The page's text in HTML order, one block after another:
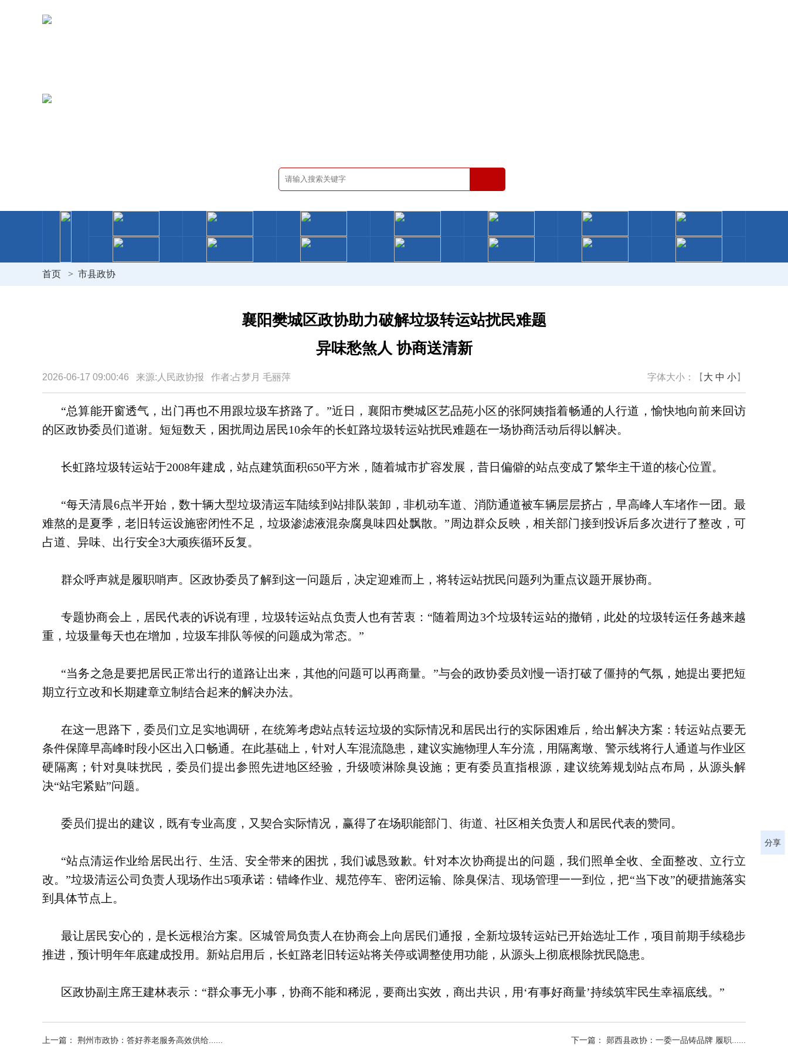
首页 > 市县政协
襄阳樊城区政协助力破解垃圾转运站扰民难题
异味愁煞人 协商送清新
2026-06-17 09:00:46 来源:人民政协报 作者:占梦月 毛丽萍 字体大小：【 大 中 小】
“总算能开窗透气，出门再也不用跟垃圾车挤路了。”近日，襄阳市樊城区艺品苑小区的张阿姨指着畅通的人行道，愉快地向前来回访
的区政协委员们道谢。短短数天，困扰周边居民10余年的长虹路垃圾转运站扰民难题在一场协商活动后得以解决。
长虹路垃圾转运站于2008年建成，站点建筑面积650平方米，随着城市扩容发展，昔日偏僻的站点变成了繁华主干道的核心位置。
“每天清晨6点半开始，数十辆大型垃圾清运车陆续到站排队装卸，非机动车道、消防通道被车辆层层挤占，早高峰人车堵作一团。最
难熬的是夏季，老旧转运设施密闭性不足，垃圾渗滤液混杂腐臭味四处飘散。”周边群众反映，相关部门接到投诉后多次进行了整改，可
占道、异味、出行安全3大顽疾循环反复。
群众呼声就是履职哨声。区政协委员了解到这一问题后，决定迎难而上，将转运站扰民问题列为重点议题开展协商。
专题协商会上，居民代表的诉说有理，垃圾转运站点负责人也有苦衷：“随着周边3个垃圾转运站的撤销，此处的垃圾转运任务越来越
重，垃圾量每天也在增加，垃圾车排队等候的问题成为常态。”
“当务之急是要把居民正常出行的道路让出来，其他的问题可以再商量。”与会的政协委员刘慢一语打破了僵持的气氛，她提出要把短
期立行立改和长期建章立制结合起来的解决办法。
在这一思路下，委员们立足实地调研，在统筹考虑站点转运垃圾的实际情况和居民出行的实际困难后，给出解决方案：转运站点要无
条件保障早高峰时段小区出入口畅通。在此基础上，针对人车混流隐患，建议实施物理人车分流，用隔离墩、警示线将行人通道与作业区
硬隔离；针对臭味扰民，委员们提出参照先进地区经验，升级喷淋除臭设施；更有委员直指根源，建议统筹规划站点布局，从源头解
决“站宅紧贴”问题。
委员们提出的建议，既有专业高度，又契合实际情况，赢得了在场职能部门、街道、社区相关负责人和居民代表的赞同。
“站点清运作业给居民出行、生活、安全带来的困扰，我们诚恳致歉。针对本次协商提出的问题，我们照单全收、全面整改、立行立
改。”垃圾清运公司负责人现场作出5项承诺：错峰作业、规范停车、密闭运输、除臭保洁、现场管理一一到位，把“当下改”的硬措施落实
到具体节点上。
最让居民安心的，是长远根治方案。区城管局负责人在协商会上向居民们通报，全新垃圾转运站已开始选址工作，项目前期手续稳步
推进，预计明年年底建成投用。新站启用后，长虹路老旧转运站将关停或调整使用功能，从源头上彻底根除扰民隐患。
区政协副主席王建林表示：“群众事无小事，协商不能和稀泥，要商出实效，商出共识，用‘有事好商量’持续筑牢民生幸福底线。”
上一篇： 荆州市政协：答好养老服务高效供给...... 下一篇： 郧西县政协：一委一品铸品牌 履职......
分享